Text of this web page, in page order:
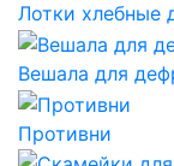
Лотки хлебные
Вешала для
Противни